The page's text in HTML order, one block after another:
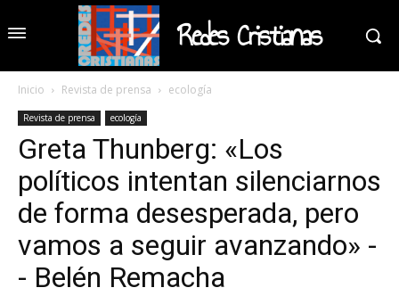
Redes Cristianas
Inicio Revista de prensa ecología
Revista de prensa ecología
Greta Thunberg: «Los
políticos intentan silenciarnos
de forma desesperada, pero
vamos a seguir avanzando» -
- Belén Remacha